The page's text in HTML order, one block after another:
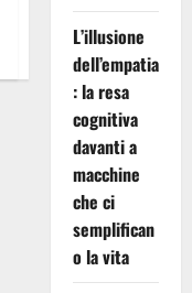
L’illusione
dell’empatia
: la resa
cognitiva
davanti a
macchine
che ci
semplifican
o la vita